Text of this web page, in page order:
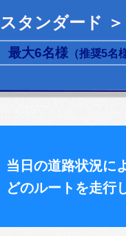
スタンダード ＞
最大6名様 （推奨5名
当日の道路状況に
どのルートを走行